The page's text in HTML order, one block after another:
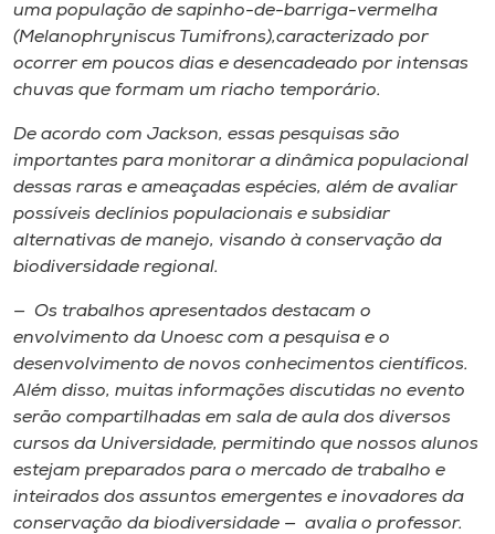
uma população de sapinho-de-barriga-vermelha
(Melanophryniscus Tumifrons),caracterizado por
ocorrer em poucos dias e desencadeado por intensas
chuvas que formam um riacho temporário.
De acordo com Jackson, essas pesquisas são
importantes para monitorar a dinâmica populacional
dessas raras e ameaçadas espécies, além de avaliar
possíveis declínios populacionais e subsidiar
alternativas de manejo, visando à conservação da
biodiversidade regional.
— Os trabalhos apresentados destacam o
envolvimento da Unoesc com a pesquisa e o
desenvolvimento de novos conhecimentos científicos.
Além disso, muitas informações discutidas no evento
serão compartilhadas em sala de aula dos diversos
cursos da Universidade, permitindo que nossos alunos
estejam preparados para o mercado de trabalho e
inteirados dos assuntos emergentes e inovadores da
conservação da biodiversidade — avalia o professor.